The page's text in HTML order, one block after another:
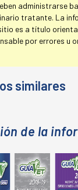
administrarse
tratante. La
es a título
por errores u
similares
de la